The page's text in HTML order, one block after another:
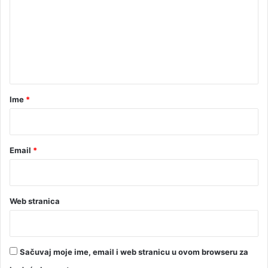
r
Ime *
Email *
Web stranica
Sačuvaj moje ime, email i web stranicu u ovom browseru za